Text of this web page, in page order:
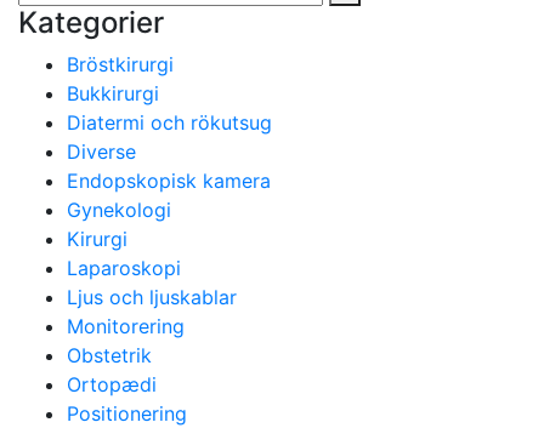
Kategorier
Bröstkirurgi
Bukkirurgi
Diatermi och rökutsug
Diverse
Endopskopisk kamera
Gynekologi
Kirurgi
Laparoskopi
Ljus och ljuskablar
Monitorering
Obstetrik
Ortopædi
Positionering